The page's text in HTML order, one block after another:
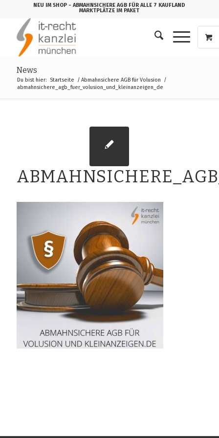
NEU IM SHOP - ABMAHNSICHERE AGB FÜR ALLE 7 KAUFLAND
MARKTPLÄTZE IM PAKET
News
Du bist hier: Startseite / Abmahnsichere AGB für Volusion
/
abmahnsichere_agb_fuer_volusion_und_kleinanzeigen_de